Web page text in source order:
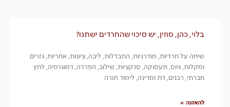
בלוי, כהן, סוזין, יש סיכוי שהחרדים ישתנו?
שיחה על חרדיות, מודרניות, התבדלות, ליבה, ציונות, אחריות, גזרים
ומקלות, גיוס, תעסוקה, סנקציות, שילוב, הפרדה, דמוגרפיה, לחץ
חברתי, רבנים, דת ומדינה, לימוד תורה
להאזנה »